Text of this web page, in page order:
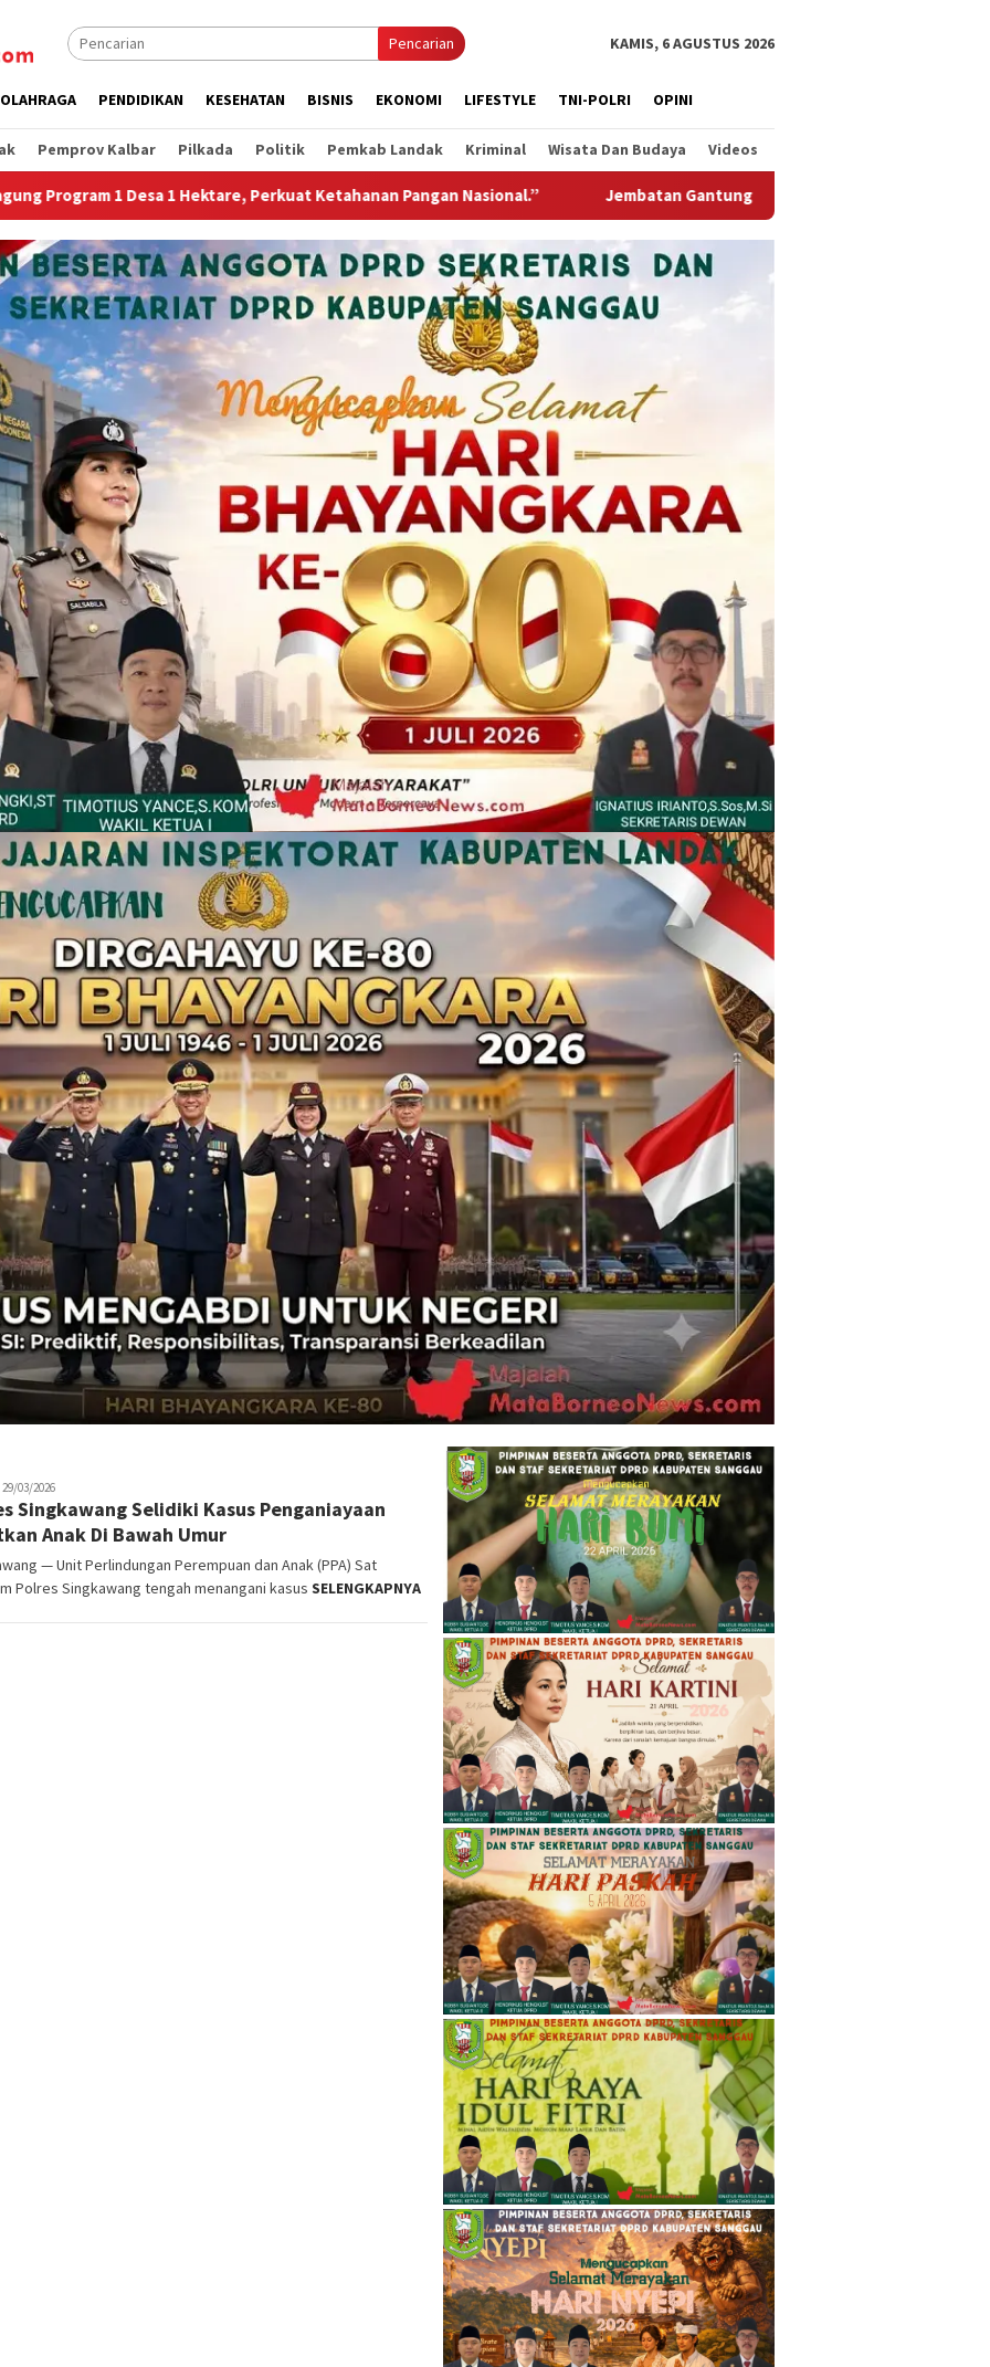
Pencarian KAMIS, 6 AGUSTUS 2026
OLAHRAGA PENDIDIKAN KESEHATAN BISNIS EKONOMI LIFESTYLE TNI-POLRI OPINI
Pemprov Kalbar Pilkada Politik Pemkab Landak Kriminal Wisata Dan Budaya Videos
Ketahanan Pangan Nasional.” Jembatan Gantung Garuda Hadir Untuk Negeri, Wujud Kepedulian TNI Kepada
Yakop
29/03/2026
Singkawang Selidiki Kasus Penganiayaan
Anak Di Bawah Umur
— Unit Perlindungan Perempuan dan Anak (PPA) Sat
Polres Singkawang tengah menangani kasus SELENGKAPNYA